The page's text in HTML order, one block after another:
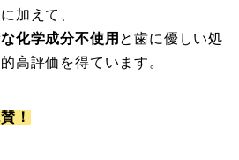
加えて、
化学成分不使用 と歯に優しい処
高評価を得ています。
！